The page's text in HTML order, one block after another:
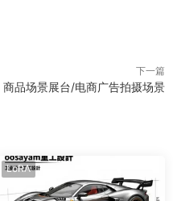
下一篇
商品场景展台/电商广告拍摄场景
LoRA